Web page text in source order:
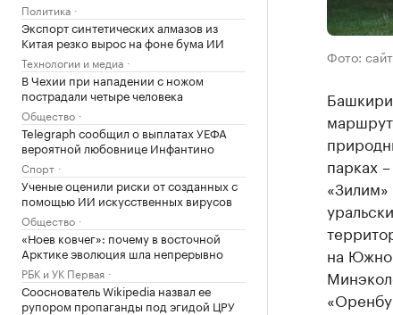
Политика
Экспорт синтетических алмазов из
Китая резко вырос на фоне бума ИИ
Технологии и медиа
В Чехии при нападении с ножом
пострадали четыре человека
Общество
Telegraph сообщил о выплатах УЕФА
вероятной любовнице Инфантино
Спорт
Ученые оценили риски от созданных с
помощью ИИ искусственных вирусов
Общество
«Ноев ковчег»: почему в восточной
Арктике эволюция шла непрерывно
РБК и УК Первая
Сооснователь Wikipedia назвал ее
рупором пропаганды под эгидой ЦРУ
Фото:
парках
на